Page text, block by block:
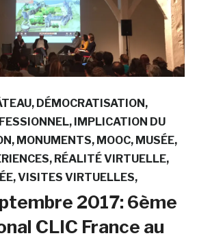
DÉMOCRATISATION
IMPLICATION DU
MONUMENTS MOOC MUSÉE
RÉALITÉ VIRTUELLE
VISITES VIRTUELLES
2017: 6ème
CLIC France au